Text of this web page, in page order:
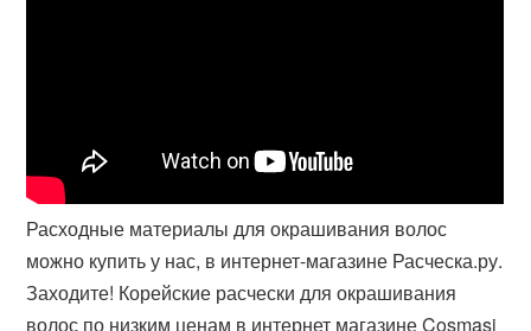
Расходные материалы для окрашивания волос
можно купить у нас, в интернет-магазине Расческа.ру.
Заходите! Корейские расчески для окрашивания
волос по низким ценам в интернет магазине Cosmasi